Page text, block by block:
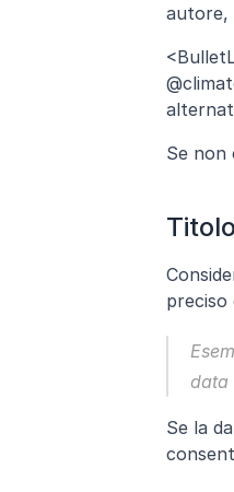
autore,
Se non
preciso
data
Se la